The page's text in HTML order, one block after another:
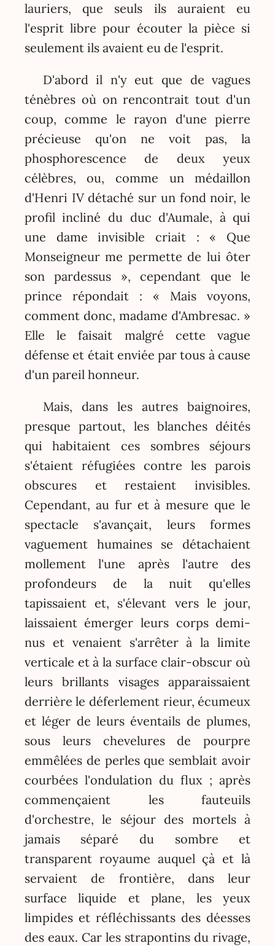
lauriers, que seuls ils auraient eu
l'esprit libre pour écouter la pièce si
seulement ils avaient eu de l'esprit.
D'abord il n'y eut que de vagues
ténèbres où on rencontrait tout d'un
coup, comme le rayon d'une pierre
précieuse qu'on ne voit pas, la
phosphorescence de deux yeux
célèbres, ou, comme un médaillon
d'Henri IV détaché sur un fond noir, le
profil incliné du duc d'Aumale, à qui
une dame invisible criait : « Que
Monseigneur me permette de lui ôter
son pardessus », cependant que le
prince répondait : « Mais voyons,
comment donc, madame d'Ambresac. »
Elle le faisait malgré cette vague
défense et était enviée par tous à cause
d'un pareil honneur.
Mais, dans les autres baignoires,
presque partout, les blanches déités
qui habitaient ces sombres séjours
s'étaient réfugiées contre les parois
obscures et restaient invisibles.
Cependant, au fur et à mesure que le
spectacle s'avançait, leurs formes
vaguement humaines se détachaient
mollement l'une après l'autre des
profondeurs de la nuit qu'elles
tapissaient et, s'élevant vers le jour,
laissaient émerger leurs corps demi-
nus et venaient s'arrêter à la limite
verticale et à la surface clair-obscur où
leurs brillants visages apparaissaient
derrière le déferlement rieur, écumeux
et léger de leurs éventails de plumes,
sous leurs chevelures de pourpre
emmêlées de perles que semblait avoir
courbées l'ondulation du flux ; après
commençaient les fauteuils
d'orchestre, le séjour des mortels à
jamais séparé du sombre et
transparent royaume auquel çà et là
servaient de frontière, dans leur
surface liquide et plane, les yeux
limpides et réfléchissants des déesses
des eaux. Car les strapontins du rivage,